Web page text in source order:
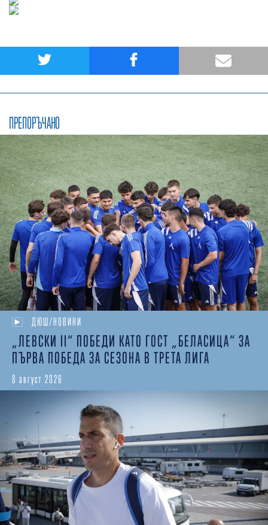
ПРЕПОРЪЧАНО
ДЮШ/НОВИНИ
„ЛЕВСКИ II“ ПОБЕДИ КАТО ГОСТ „БЕЛАСИЦА“ ЗА
ПЪРВА ПОБЕДА ЗА СЕЗОНА В ТРЕТА ЛИГА
8 август 2026